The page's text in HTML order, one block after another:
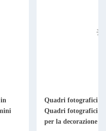
Quadri fotografici
Quadri fotografici
per la decorazione